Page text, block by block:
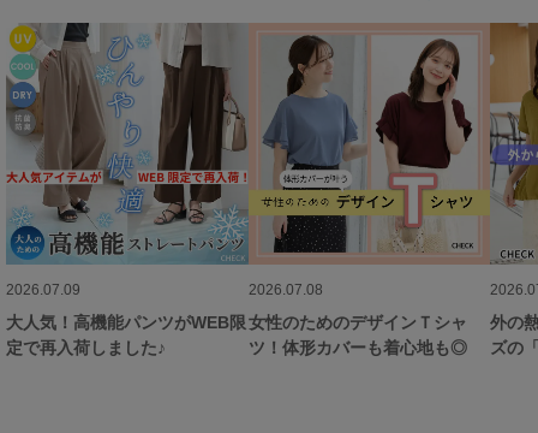
2026.07.09
大人気！高機能パンツがWEB限
定で再入荷しました♪
2026.07.08
女性のためのデザインＴシャ
ツ！体形カバーも着心地も◎
外の
ズの